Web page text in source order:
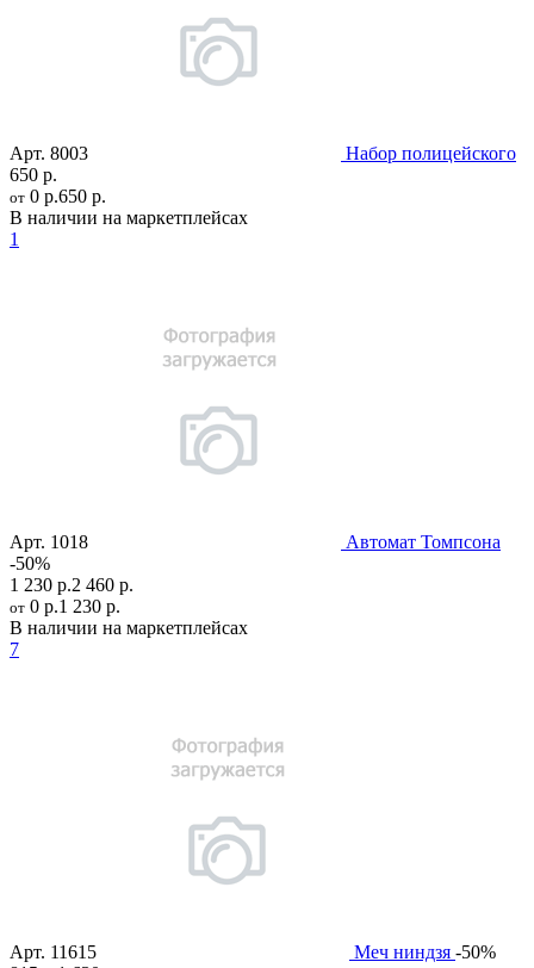
Арт. 8003
Набор полицейского
650 р.
от 0 р.650 р.
В наличии на маркетплейсах
1
Арт. 1018
Автомат Томпсона
-50%
1 230 р.2 460 р.
от 0 р.1 230 р.
В наличии на маркетплейсах
7
Арт. 11615 Меч ниндзя -50%